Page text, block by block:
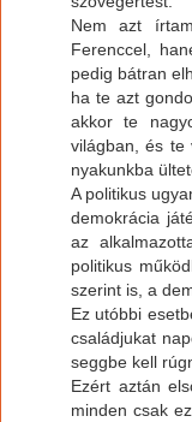
Nem azt
Ferenccel,
pedig bátran
ha te azt
akkor te
világban, és te
nyakunkba
A politikus
demokrácia
az
politikus
szerint is, a
Ez utóbbi
családjukat
seggbe kell
Ezért aztán
minden csak